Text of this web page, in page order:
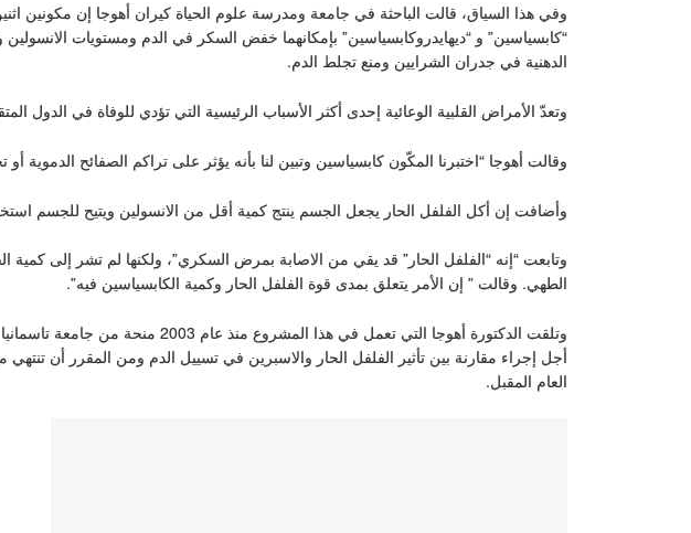
وفي هذا السياق، قالت الباحثة في جامعة ومدرسة علوم الحياة كيران أهوجا إن مكونين
“كابسياسين” و “ديهايدروكابسياسين” بإمكانهما خفض السكر في الدم ومستويات
الدهنية في جدران الشرايين ومنع تجلط الدم.
وتعدّ الأمراض القلبية الوعائية إحدى أكثر الأسباب الرئيسية التي تؤدي للوفاة في الدول
وقالت أهوجا “اختبرنا المكّون كابسياسين وتبين لنا بأنه يؤثر على تراكم الصفائح الدموية أو
وأضافت إن أكل الفلفل الحار يجعل الجسم ينتج كمية أقل من الانسولين ويتيح للجسم
وتابعت “إنه “الفلفل الحار” قد يقي من الاصابة بمرض السكري”، ولكنها لم تشر إلى كمية
الطهي. وقالت ” إن الأمر يتعلق بمدى قوة الفلفل الحار وكمية الكابسياسين فيه”.
أجل إجراء مقارنة بين تأثير الفلفل الحار والاسبرين في تسييل الدم ومن المقرر أن
العام المقبل.